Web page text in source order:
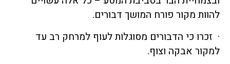
להוות מקור פורח המושך דבורים.
· זכרו כי הדבורים מסוגלות לעוף למרחק רב עד
למקור אבקה וצוף.